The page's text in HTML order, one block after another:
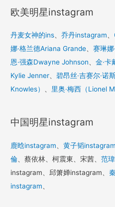
欧美明星instagram
丹麦女神的ins 、乔丹instagram 、
娜·格兰德Ariana Grande 、赛琳
恩·强森Dwayne Johnson 、金·卡
Kylie Jenner 、碧昂丝·吉赛尔·诺
Knowles）
里奥·梅西（Lionel
中国明星instagram
鹿晗instagram 、黄子韬instagram
倫 、蔡依林、柯震東、宋茜、范
instagram、邱箫婵instagram、
instagram